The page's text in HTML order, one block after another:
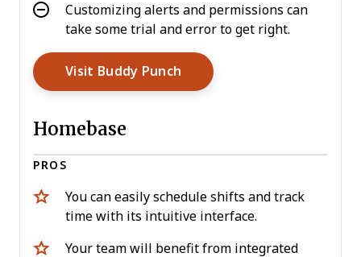
Customizing alerts and permissions can
take some trial and error to get right.
Visit Buddy Punch Opens New Window
Homebase
PROS
You can easily schedule shifts and track
time with its intuitive interface.
Your team will benefit from integrated